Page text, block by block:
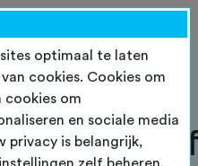
optimaal te laten
cookies. Cookies om
cookies om
en sociale media
privacy is belangrijk,